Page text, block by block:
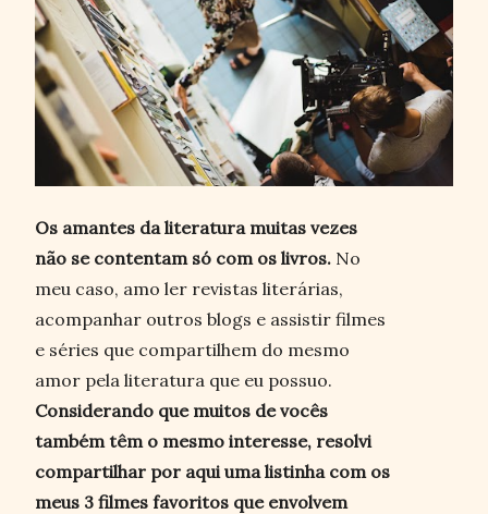
Os amantes da literatura muitas vezes
não se contentam só com os livros. No
meu caso, amo ler revistas literárias,
acompanhar outros blogs e assistir filmes
e séries que compartilhem do mesmo
amor pela literatura que eu possuo.
Considerando que muitos de vocês
também têm o mesmo interesse, resolvi
compartilhar por aqui uma listinha com os
meus 3 filmes favoritos que envolvem